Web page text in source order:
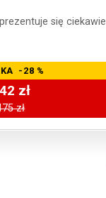
się ciekawie
-28 %
zł
zł